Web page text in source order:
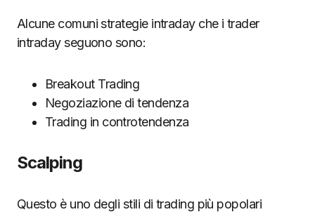
Alcune comuni strategie intraday che i trader
intraday seguono sono:
Breakout Trading
Negoziazione di tendenza
Trading in controtendenza
Scalping
Questo è uno degli stili di trading più popolari